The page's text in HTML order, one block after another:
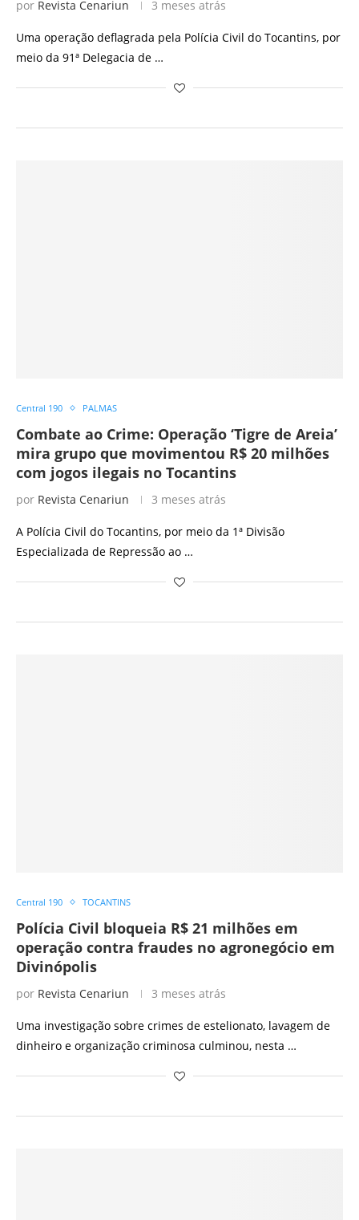
por Revista Cenariun 3 meses atrás
Uma operação deflagrada pela Polícia Civil do Tocantins, por
meio da 91ª Delegacia de …
Central 190 PALMAS
Combate ao Crime: Operação ‘Tigre de Areia’
mira grupo que movimentou R$ 20 milhões
com jogos ilegais no Tocantins
por Revista Cenariun 3 meses atrás
A Polícia Civil do Tocantins, por meio da 1ª Divisão
Especializada de Repressão ao …
Central 190 TOCANTINS
Polícia Civil bloqueia R$ 21 milhões em
operação contra fraudes no agronegócio em
Divinópolis
por Revista Cenariun 3 meses atrás
Uma investigação sobre crimes de estelionato, lavagem de
dinheiro e organização criminosa culminou, nesta …